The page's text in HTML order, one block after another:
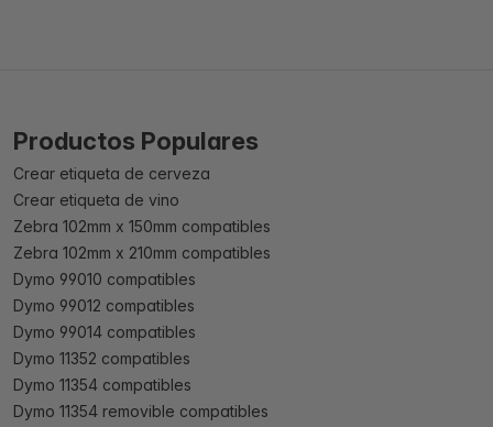
Productos Populares
Crear etiqueta de cerveza
Crear etiqueta de vino
Zebra 102mm x 150mm compatibles
Zebra 102mm x 210mm compatibles
Dymo 99010 compatibles
Dymo 99012 compatibles
Dymo 99014 compatibles
Dymo 11352 compatibles
Dymo 11354 compatibles
Dymo 11354 removible compatibles